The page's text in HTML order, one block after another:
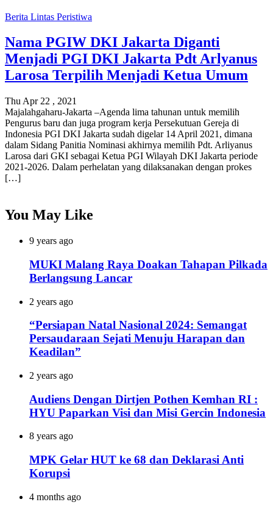
Berita Lintas Peristiwa
Nama PGIW DKI Jakarta Diganti
Menjadi PGI DKI Jakarta Pdt Arlyanus
Larosa Terpilih Menjadi Ketua Umum
Thu Apr 22 , 2021
Majalahgaharu-Jakarta –Agenda lima tahunan untuk memilih
Pengurus baru dan juga program kerja Persekutuan Gereja di
Indonesia PGI DKI Jakarta sudah digelar 14 April 2021, dimana
dalam Sidang Panitia Nominasi akhirnya memilih Pdt. Arliyanus
Larosa dari GKI sebagai Ketua PGI Wilayah DKI Jakarta periode
2021-2026. Dalam perhelatan yang dilaksanakan dengan prokes
[…]
You May Like
9 years ago
MUKI Malang Raya Doakan Tahapan Pilkada
Berlangsung Lancar
2 years ago
“Persiapan Natal Nasional 2024: Semangat
Persaudaraan Sejati Menuju Harapan dan
Keadilan”
2 years ago
Audiens Dengan Dirtjen Pothen Kemhan RI :
HYU Paparkan Visi dan Misi Gercin Indonesia
8 years ago
MPK Gelar HUT ke 68 dan Deklarasi Anti
Korupsi
4 months ago